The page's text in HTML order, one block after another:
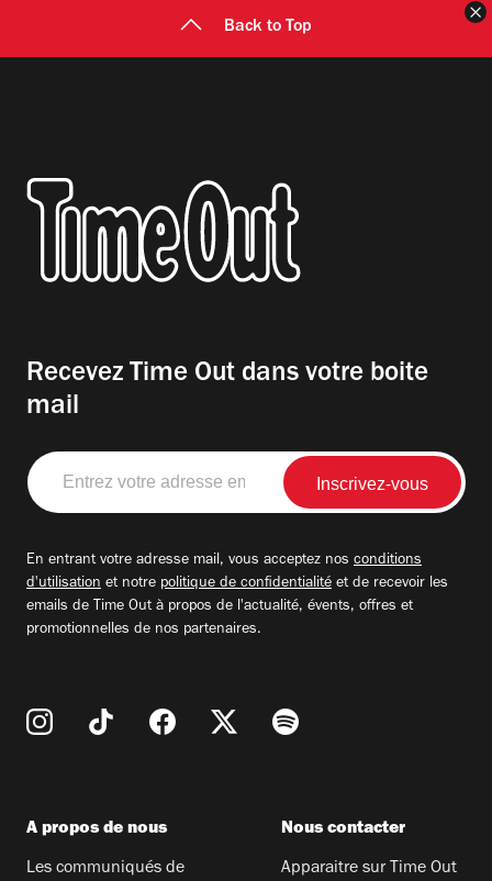
Back to Top
Recevez Time Out dans votre boite
mail
Entrez
votre
adresse
En entrant votre adresse mail, vous acceptez nos conditions
d'utilisation et notre politique de confidentialité et de recevoir les
emails de Time Out à propos de l'actualité, évents, offres et
promotionnelles de nos partenaires.
A propos de nous
Les communiqués de
Nous contacter
Apparaitre sur Time Out